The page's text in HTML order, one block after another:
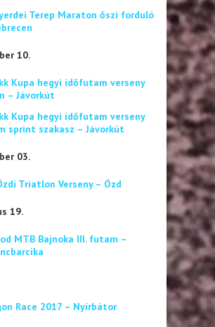
Terep Maraton őszi forduló
10.
Kupa hegyi időfutam verseny
– Jávorkút
Kupa hegyi időfutam verseny
sprint szakasz – Jávorkút
03.
Triatlon Verseny – Ózd
19.
MTB Bajnoka III. futam –
Race 2017 – Nyírbátor